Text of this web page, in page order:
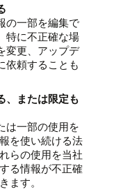
の一部を編集で
特に不正確な場
変更、アップデ
依頼することも
、または限定も
は一部の使用を
を使い続ける法
らの使用を当社
る情報が不正確
ます。